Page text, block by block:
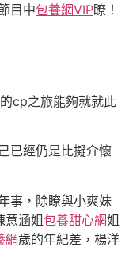
目中包養網VIP瞭！
cp之旅能夠就就此
已經仍是比擬介懷
事，除瞭與小爽妹
意涵姐包養甜心網姐
網歲的年紀差，楊洋